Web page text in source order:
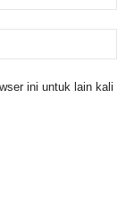
ini untuk lain kali